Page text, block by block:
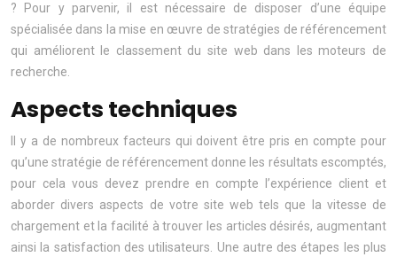
? Pour y parvenir, il est nécessaire de disposer d’une équipe
spécialisée dans la mise en œuvre de stratégies de référencement
qui améliorent le classement du site web dans les moteurs de
recherche.
Aspects techniques
Il y a de nombreux facteurs qui doivent être pris en compte pour
qu’une stratégie de référencement donne les résultats escomptés,
pour cela vous devez prendre en compte l’expérience client et
aborder divers aspects de votre site web tels que la vitesse de
chargement et la facilité à trouver les articles désirés, augmentant
ainsi la satisfaction des utilisateurs. Une autre des étapes les plus